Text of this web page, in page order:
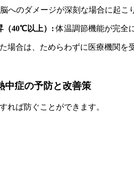
脳へのダメージが深刻な場合に起こ
（40℃以上）: 体温調節機能が完全
場合は、ためらわずに医療機関を
中症の予防と改善策
れば防ぐことができます。